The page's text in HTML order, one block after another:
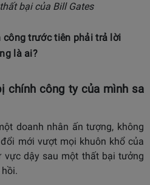
bại của Bill Gates
công trước tiên phải trả lời
là ai?
chính công ty của mình sa
doanh nhân ấn tượng, không
mới vượt mọi khuôn khổ của
dậy sau một thất bại tưởng